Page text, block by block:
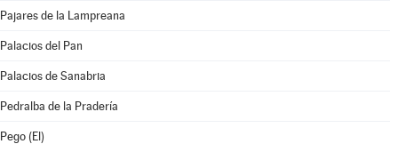
Pajares de la Lampreana
Palacios del Pan
Palacios de Sanabria
Pedralba de la Pradería
Pego (El)